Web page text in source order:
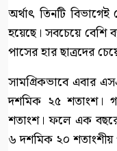
অর্থাৎ তিনটি বিভাগেই
হয়েছে। সবচেয়ে বেশি
পাসের হার ছাত্রদের
সামগ্রিকভাবে এবার
দশমিক ২৫ শতাংশ।
শতাংশ। ফলে এক
৬ দশমিক ২০ শতাংশীয়